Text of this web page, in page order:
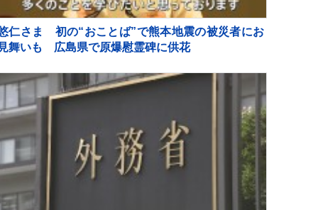
仁さま 初の“おことば”で熊本地震の被災者にお
見舞いも 広島県で原爆慰霊碑に供花